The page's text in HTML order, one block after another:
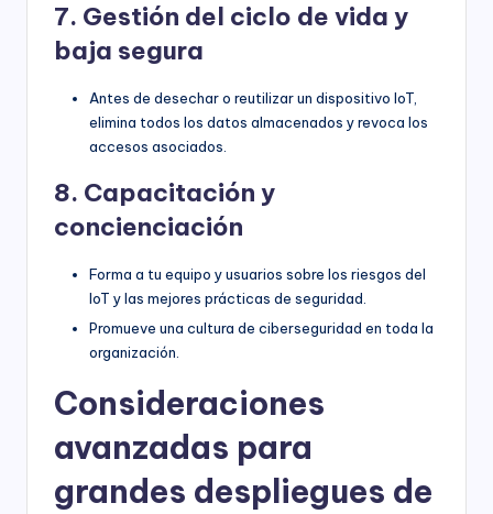
7. Gestión del ciclo de vida y
baja segura
Antes de desechar o reutilizar un dispositivo IoT,
elimina todos los datos almacenados y revoca los
accesos asociados.
8. Capacitación y
concienciación
Forma a tu equipo y usuarios sobre los riesgos del
IoT y las mejores prácticas de seguridad.
Promueve una cultura de ciberseguridad en toda la
organización.
Consideraciones
avanzadas para
grandes despliegues de